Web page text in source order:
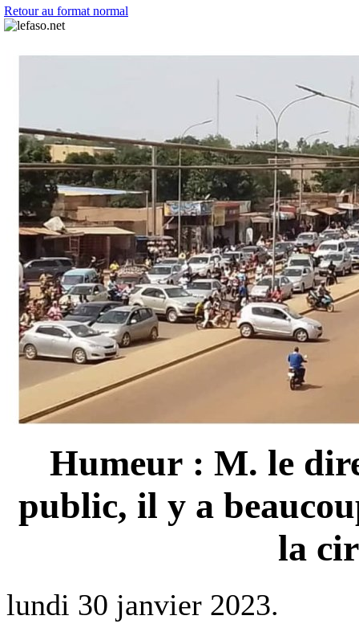
Retour au format normal
Humeur : M. le
public, il y a
la
lundi 30 janvier 2023.